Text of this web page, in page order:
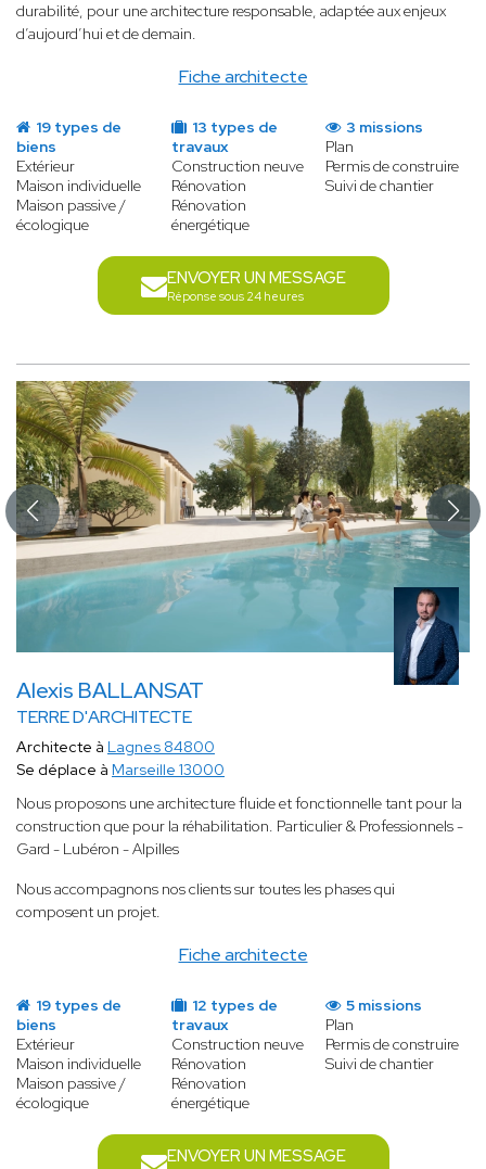
Fiche architecte
durabilité, pour une architecture responsable, adaptée aux enjeux
d’aujourd’hui et de demain.
19 types de
biens
Extérieur
Maison individuelle
Maison passive /
écologique
13 types de
travaux
Construction neuve
Rénovation
Rénovation
énergétique
3 missions
Plan
Permis de construire
Suivi de chantier
ENVOYER UN MESSAGE
Réponse sous 24 heures
Alexis BALLANSAT
TERRE D'ARCHITECTE
Fiche architecte
Architecte à Lagnes 84800
Se déplace à Marseille 13000
Nous proposons une architecture fluide et fonctionnelle tant pour la
construction que pour la réhabilitation. Particulier & Professionnels -
Gard - Lubéron - Alpilles
Nous accompagnons nos clients sur toutes les phases qui
composent un projet.
19 types de
biens
Extérieur
Maison individuelle
Maison passive /
écologique
12 types de
travaux
Construction neuve
Rénovation
Rénovation
énergétique
5 missions
Plan
Permis de construire
Suivi de chantier
ENVOYER UN MESSAGE